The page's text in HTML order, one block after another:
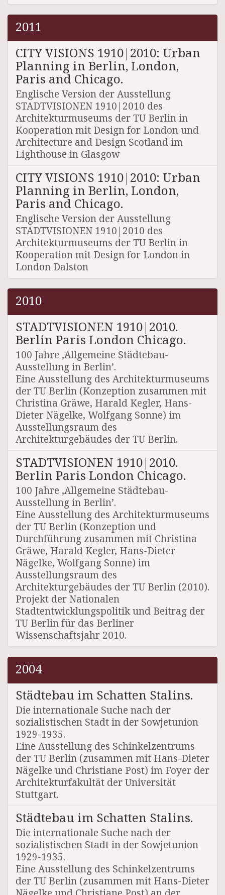
2011
CITY VISIONS 1910|2010: Urban
Planning in Berlin, London,
Paris and Chicago.
Englische Version der Ausstellung
STADTVISIONEN 1910|2010 des
Architekturmuseums der TU Berlin in
Kooperation mit Design for London und
Architecture and Design Scotland im
Lighthouse in Glasgow
CITY VISIONS 1910|2010: Urban
Planning in Berlin, London,
Paris and Chicago.
Englische Version der Ausstellung
STADTVISIONEN 1910|2010 des
Architekturmuseums der TU Berlin in
Kooperation mit Design for London in
London Dalston
2010
STADTVISIONEN 1910|2010.
Berlin Paris London Chicago.
100 Jahre ‚Allgemeine Städtebau-
Ausstellung in Berlin’.
Eine Ausstellung des Architekturmuseums
der TU Berlin (Konzeption zusammen mit
Christina Gräwe, Harald Kegler, Hans-
Dieter Nägelke, Wolfgang Sonne) im
Ausstellungsraum des
Architekturgebäudes der TU Berlin.
STADTVISIONEN 1910|2010.
Berlin Paris London Chicago.
100 Jahre ‚Allgemeine Städtebau-
Ausstellung in Berlin’.
Eine Ausstellung des Architekturmuseums
der TU Berlin (Konzeption und
Durchführung zusammen mit Christina
Gräwe, Harald Kegler, Hans-Dieter
Nägelke, Wolfgang Sonne) im
Ausstellungsraum des
Architekturgebäudes der TU Berlin (2010).
Projekt der Nationalen
Stadtentwicklungspolitik und Beitrag der
TU Berlin für das Berliner
Wissenschaftsjahr 2010.
2004
Städtebau im Schatten Stalins.
Die internationale Suche nach der
sozialistischen Stadt in der Sowjetunion
1929-1935.
Eine Ausstellung des Schinkelzentrums
der TU Berlin (zusammen mit Hans-Dieter
Nägelke und Christiane Post) im Foyer der
Architekturfakultät der Universität
Stuttgart.
Städtebau im Schatten Stalins.
Die internationale Suche nach der
sozialistischen Stadt in der Sowjetunion
1929-1935.
Eine Ausstellung des Schinkelzentrums
der TU Berlin (zusammen mit Hans-Dieter